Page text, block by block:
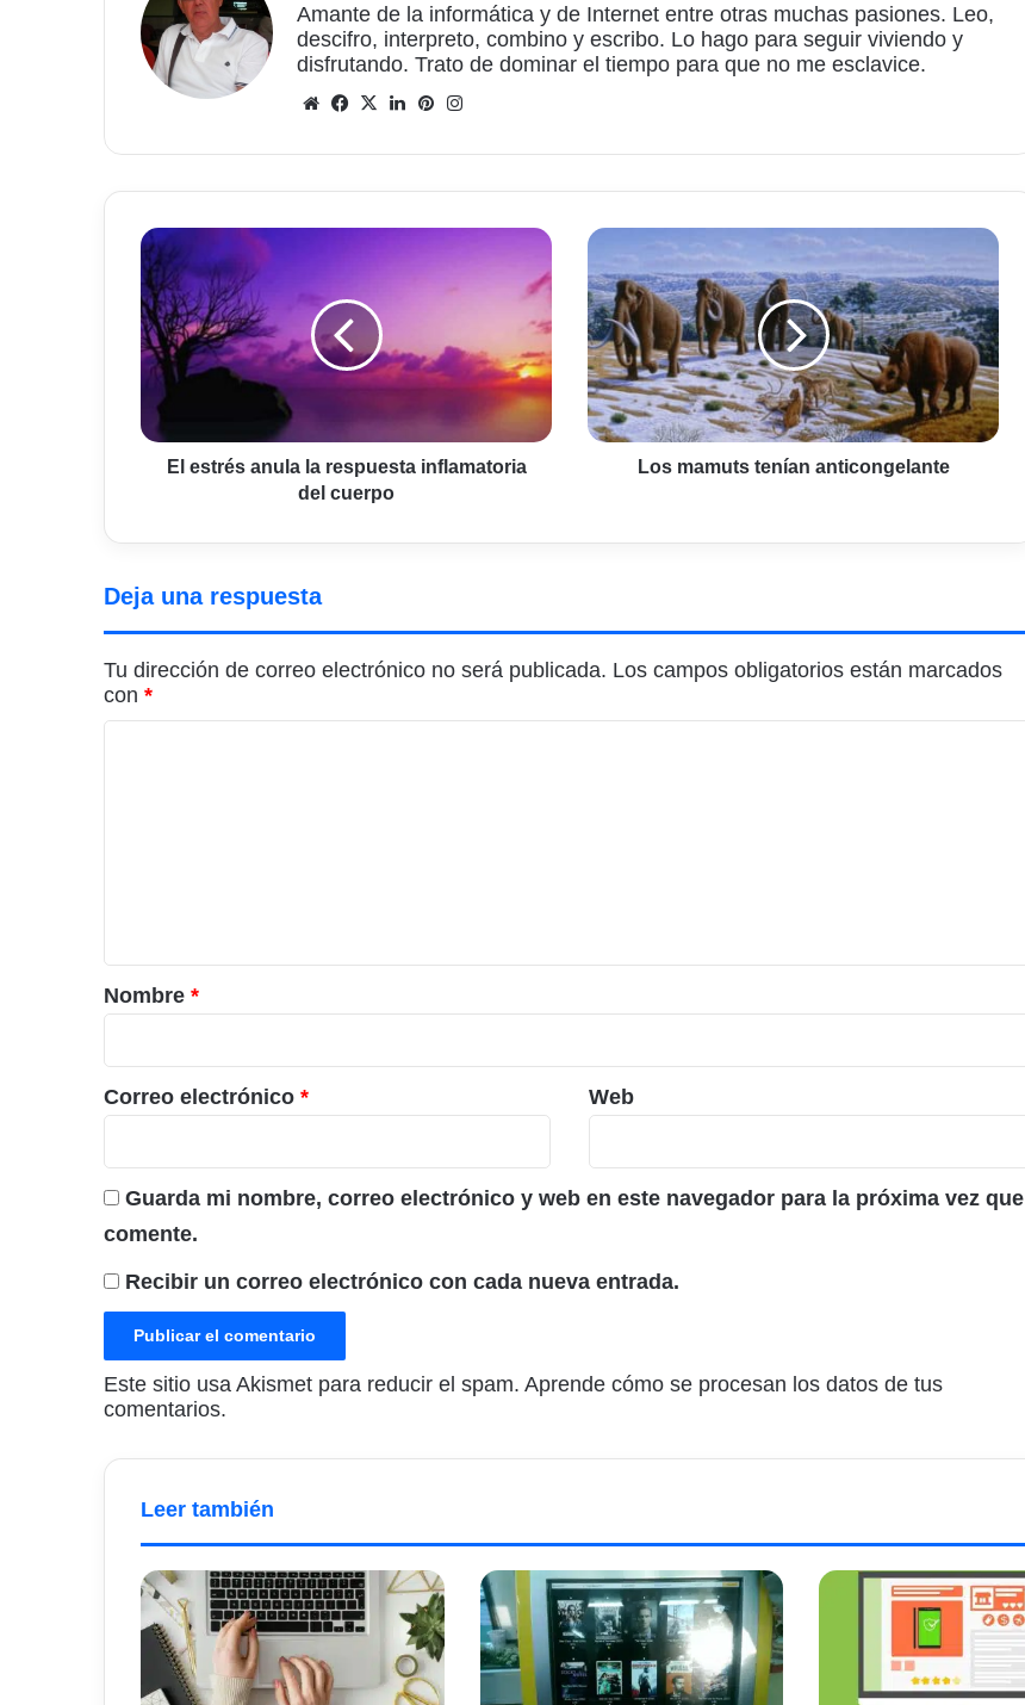
Amante de la informática y de Internet entre otras muchas pasiones. Leo,
descifro, interpreto, combino y escribo. Lo hago para seguir viviendo y
disfrutando. Trato de dominar el tiempo para que no me esclavice.
Sitio
Facebook
X LinkedInPinterest
El
estrés
anula
la
respuesta
inflamatoria
del
cuerpo
El estrés anula la respuesta inflamatoria
del cuerpo
Los
tenían
anticongelante
Los mamuts tenían anticongelante
Deja una respuesta
Tu dirección de correo electrónico no será publicada. Los campos obligatorios están marcados
con *
r
i
o
*
Nombre *
Correo electrónico * Web
Guarda mi nombre, correo electrónico y web en este navegador para la próxima vez que
comente.
Recibir un correo electrónico con cada nueva entrada.
Este sitio usa Akismet para reducir el spam. Aprende cómo se procesan los datos de tus
comentarios.
Leer también